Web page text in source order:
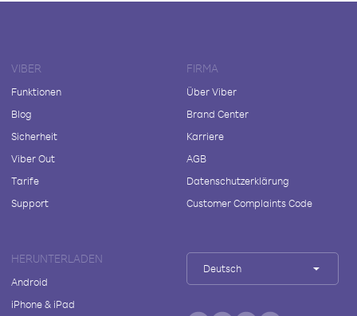
VIBER
Funktionen
Blog
Sicherheit
Viber Out
Tarife
Support
FIRMA
Über Viber
Brand Center
Karriere
AGB
Datenschutzerklärung
Customer Complaints Code
HERUNTERLADEN
Android
iPhone & iPad
Deutsch